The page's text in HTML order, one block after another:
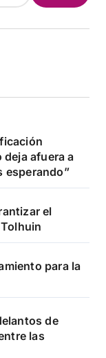
afuera a
esperando”
el
para la
de
las